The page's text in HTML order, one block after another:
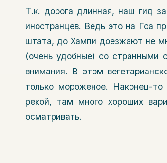
Т.к. дорога длинная, наш гид
иностранцев. Ведь это на Гоа
штата, до Хампи доезжают не
(очень удобные) со странными
внимания. В этом
только мороженое. Наконец-
рекой, там много хороших
осматривать.